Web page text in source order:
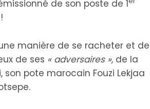
de son poste de 1
manière de se racheter et de
de ses « adversaires », de la
pote marocain Fouzi Lekjaa